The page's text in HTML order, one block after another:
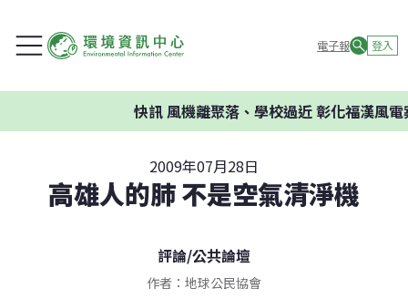
電子報 登入
快訊風機離聚落、學校過近 彰化福漢風電
2009年07月28日
高雄人的肺 不是空氣清淨機
評論/公共論壇
作者：地球公民協會